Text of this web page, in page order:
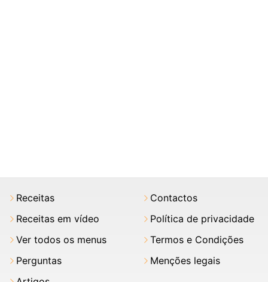
Receitas
Receitas em vídeo
Ver todos os menus
Perguntas
Contactos
Política de privacidade
Termos e Condições
Menções legais